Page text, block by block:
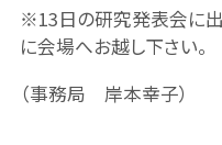
※13日の研究発表会に
に会場へお越し下さい。
（事務局 岸本幸子）